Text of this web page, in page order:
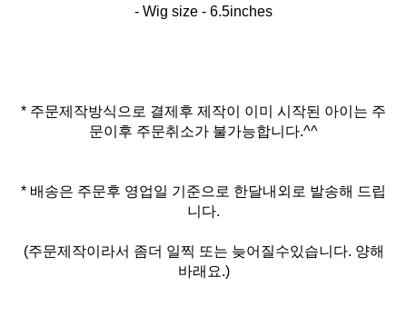
- Wig size - 6.5inches
* 주문제작방식으로 결제후 제작이 이미 시작된 아이는 주
문이후 주문취소가 불가능합니다.^^
* 배송은 주문후 영업일 기준으로 한달내외로 발송해 드립
니다.
(주문제작이라서 좀더 일찍 또는 늦어질수있습니다. 양해
바래요.)